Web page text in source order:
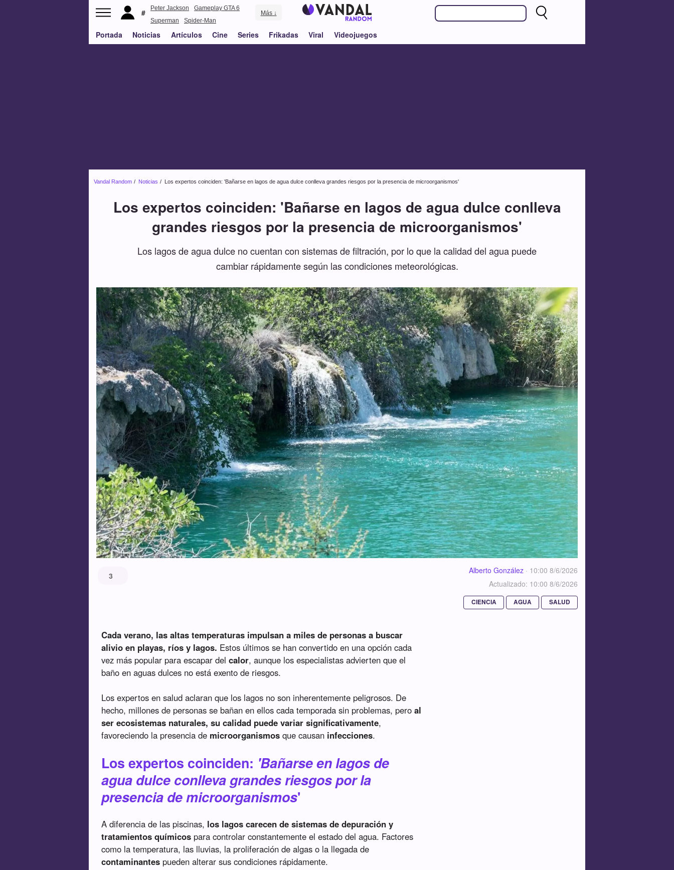
Peter Jackson
Gameplay GTA 6
Superman
Spider-Man
Más ↓
Portada Noticias Artículos Cine Series Frikadas Viral Videojuegos
Vandal Random Noticias Los expertos coinciden: 'Bañarse en lagos de agua dulce conlleva grandes riesgos por la presencia de microorganismos'
Los expertos coinciden: 'Bañarse en lagos de agua dulce conlleva
grandes riesgos por la presencia de microorganismos'
Los lagos de agua dulce no cuentan con sistemas de filtración, por lo que la calidad del agua puede
cambiar rápidamente según las condiciones meteorológicas.
3
Alberto González · 10:00 8/6/2026
Actualizado: 10:00 8/6/2026
CIENCIA AGUA SALUD
Cada verano, las altas temperaturas impulsan a miles de personas a buscar
alivio en playas, ríos y lagos. Estos últimos se han convertido en una opción cada
vez más popular para escapar delcalor, aunque los especialistas advierten que el
baño en aguas dulces no está exento de riesgos.
Los expertos en salud aclaran que los lagos no son inherentemente peligrosos. De
hecho, millones de personas se bañan en ellos cada temporada sin problemas, peroal
ser ecosistemas naturales, su calidad puede variar significativamente,
favoreciendo la presencia de microorganismos que causan infecciones.
Los expertos coinciden: 'Bañarse en lagos de
agua dulce conlleva grandes riesgos por la
presencia de microorganismos'
A diferencia de las piscinas, los lagos carecen de sistemas de depuración y
tratamientos químicos para controlar constantemente el estado del agua. Factores
como la temperatura, las lluvias, la proliferación de algas o la llegada de
contaminantes pueden alterar sus condiciones rápidamente.